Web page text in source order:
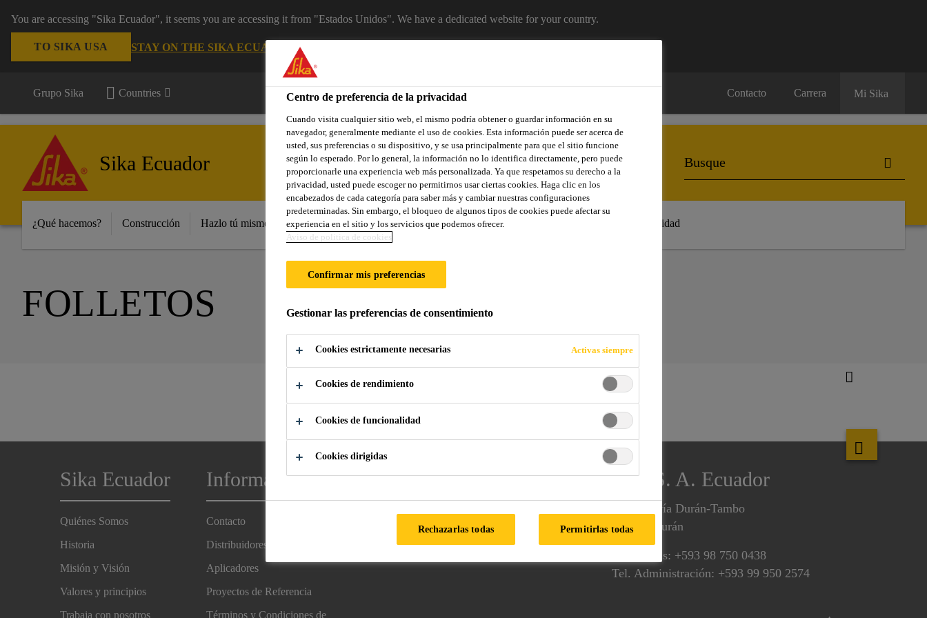
You are accessing "Sika Ecuador", it seems you are accessing it from "Estados Unidos". We have a dedicated website for your country.
TO SIKA USA STAY ON THE SIKA ECUADOR WEBSITE
Grupo Sika Countries Contacto Carrera Mi Sika
Sika Ecuador
¿Qué hacemos? Construcción Hazlo tú mismo y pequeñas renovaciones Industria Distribuidores Sostenibilidad
FOLLETOS
Sika Ecuador
Quiénes Somos
Historia
Misión y Visión
Valores y principios
Trabaja con nosotros
Información
Contacto
Distribuidores
Aplicadores
Proyectos de Referencia
Términos y Condiciones de
Síganos en Sika S. A. Ecuador
Km. 3.5 vía Durán-Tambo
090701 Durán
Tel. Ventas: +593 98 750 0438
Tel. Administración: +593 99 950 2574
Centro de preferencia de la privacidad
Cuando visita cualquier sitio web, el mismo podría obtener o guardar información en su
navegador, generalmente mediante el uso de cookies. Esta información puede ser acerca de
usted, sus preferencias o su dispositivo, y se usa principalmente para que el sitio funcione
según lo esperado. Por lo general, la información no lo identifica directamente, pero puede
proporcionarle una experiencia web más personalizada. Ya que respetamos su derecho a la
privacidad, usted puede escoger no permitirnos usar ciertas cookies. Haga clic en los
encabezados de cada categoría para saber más y cambiar nuestras configuraciones
predeterminadas. Sin embargo, el bloqueo de algunos tipos de cookies puede afectar su
experiencia en el sitio y los servicios que podemos ofrecer.
Aviso de politica de cookies
Confirmar mis preferencias
Gestionar las preferencias de consentimiento
Cookies estrictamente necesarias Activas siempre
Cookies de rendimiento
Cookies de funcionalidad
Cookies dirigidas
Rechazarlas todas Permitirlas todas